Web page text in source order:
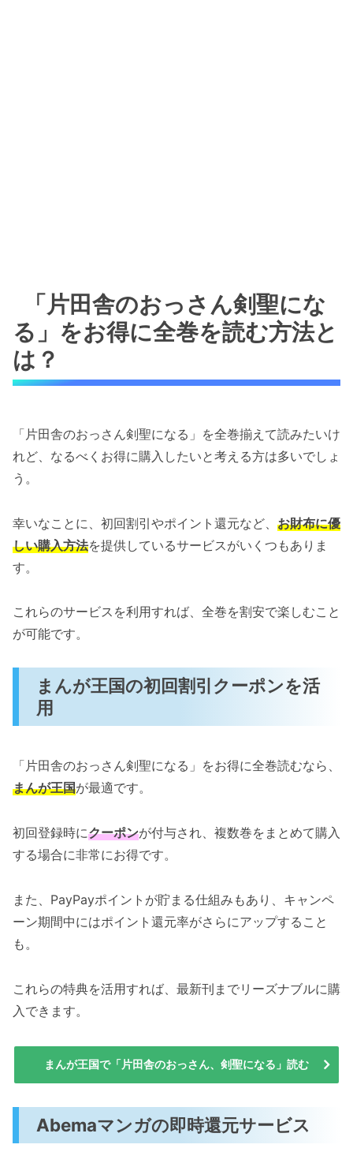
「片田舎のおっさん剣聖にな
る」をお得に全巻を読む方法と
は？
「片田舎のおっさん剣聖になる」を全巻揃えて読みたいけ
れど、なるべくお得に購入したいと考える方は多いでしょ
う。
幸いなことに、初回割引やポイント還元など、 お財布に優
しい購入方法を提供しているサービスがいくつもありま
す。
これらのサービスを利用すれば、全巻を割安で楽しむこと
が可能です。
まんが王国の初回割引クーポンを活
用
「片田舎のおっさん剣聖になる」をお得に全巻読むなら、
まんが王国が最適です。
初回登録時にクーポンが付与され、複数巻をまとめて購入
する場合に非常にお得です。
また、PayPayポイントが貯まる仕組みもあり、キャンペ
ーン期間中にはポイント還元率がさらにアップすること
も。
これらの特典を活用すれば、最新刊までリーズナブルに購
入できます。
まんが王国で「片田舎のおっさん、剣聖になる」読む
Abemaマンガの即時還元サービス